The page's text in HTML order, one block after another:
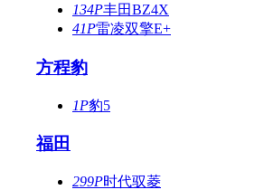
134P丰田BZ4X
41P雷凌双擎E+
方程豹
1P豹5
福田
299P时代驭菱